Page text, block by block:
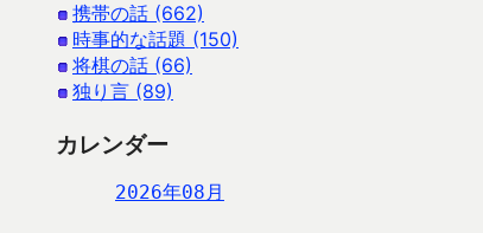
携帯の話 (662)
時事的な話題 (150)
将棋の話 (66)
独り言 (89)
カレンダー
2026年08月